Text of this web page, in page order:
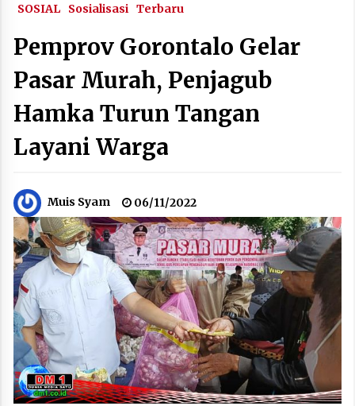
SOSIAL Sosialisasi Terbaru
Pemprov Gorontalo Gelar
Pasar Murah, Penjagub
Hamka Turun Tangan
Layani Warga
Muis Syam 06/11/2022